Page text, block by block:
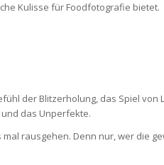
Kulisse für Foodfotografie bietet.
der Blitzerholung, das Spiel
das Unperfekte.
rausgehen. Denn nur, wer die